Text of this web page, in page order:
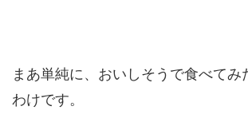
まあ単純に、おいしそうで食べてみ
わけです。